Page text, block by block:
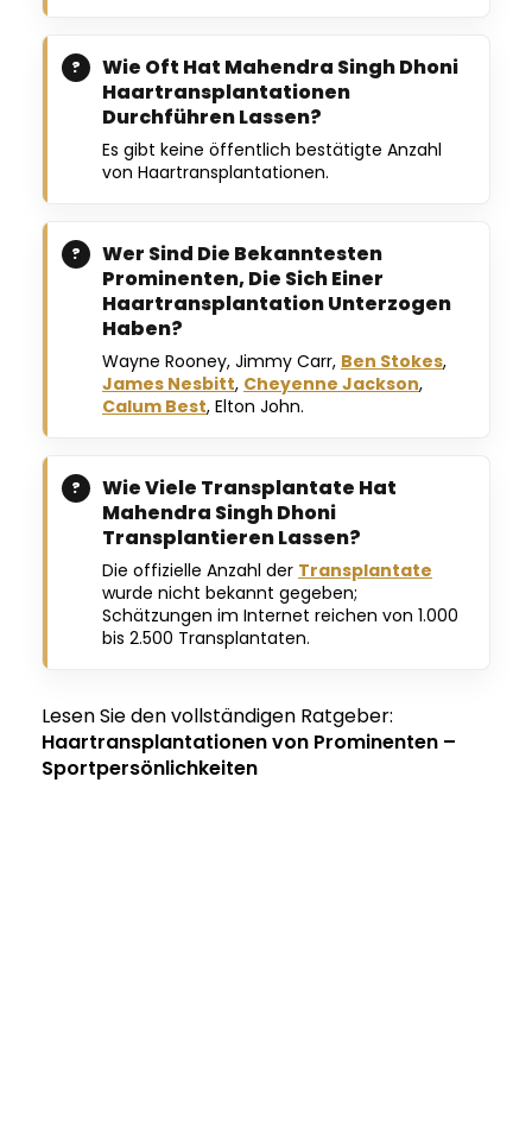
Wie Oft Hat Mahendra Singh Dhoni
Haartransplantationen
Durchführen Lassen?
Es gibt keine öffentlich bestätigte Anzahl
von Haartransplantationen.
Wer Sind Die Bekanntesten
Prominenten, Die Sich Einer
Haartransplantation Unterzogen
Haben?
Wayne Rooney, Jimmy Carr, Ben Stokes,
James Nesbitt, Cheyenne Jackson,
Calum Best, Elton John.
Wie Viele Transplantate Hat
Mahendra Singh Dhoni
Transplantieren Lassen?
Die offizielle Anzahl der Transplantate
wurde nicht bekannt gegeben;
Schätzungen im Internet reichen von 1.000
bis 2.500 Transplantaten.
Lesen Sie den vollständigen Ratgeber:
Haartransplantationen von Prominenten –
Sportpersönlichkeiten